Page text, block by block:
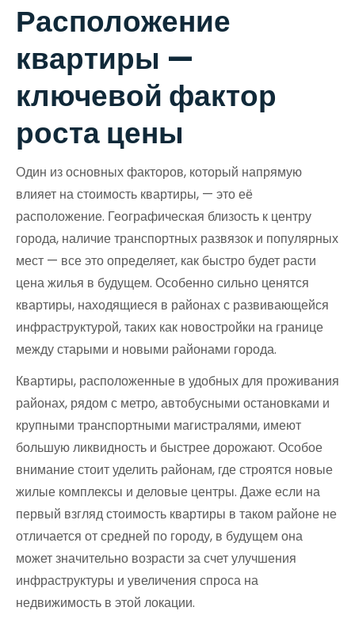
Расположение
квартиры —
ключевой фактор
роста цены
Один из основных факторов, который напрямую
влияет на стоимость квартиры, — это её
расположение. Географическая близость к центру
города, наличие транспортных развязок и популярных
мест — все это определяет, как быстро будет расти
цена жилья в будущем. Особенно сильно ценятся
квартиры, находящиеся в районах с развивающейся
инфраструктурой, таких как новостройки на границе
между старыми и новыми районами города.
Квартиры, расположенные в удобных для проживания
районах, рядом с метро, автобусными остановками и
крупными транспортными магистралями, имеют
большую ликвидность и быстрее дорожают. Особое
внимание стоит уделить районам, где строятся новые
жилые комплексы и деловые центры. Даже если на
первый взгляд стоимость квартиры в таком районе не
отличается от средней по городу, в будущем она
может значительно возрасти за счет улучшения
инфраструктуры и увеличения спроса на
недвижимость в этой локации.